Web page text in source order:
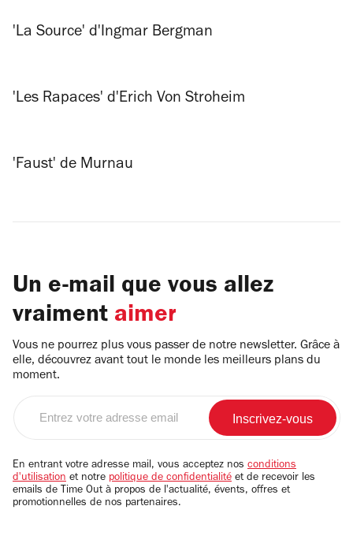
'La Source' d'Ingmar Bergman
'Les Rapaces' d'Erich Von Stroheim
'Faust' de Murnau
Un e-mail que vous allez
vraiment aimer
Vous ne pourrez plus vous passer de notre newsletter. Grâce à
elle, découvrez avant tout le monde les meilleurs plans du
moment.
email
En entrant votre adresse mail, vous acceptez nos conditions
d'utilisation et notre politique de confidentialité et de recevoir les
emails de Time Out à propos de l'actualité, évents, offres et
promotionnelles de nos partenaires.